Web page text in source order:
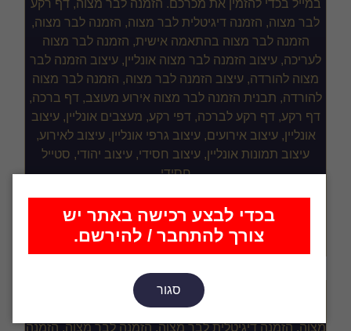
בכדי לבצע רכישה באתר יש
צורך להתחבר / להירשם.
סגור
הזמנה דיגיטלית לבר מצוה
₪ 40.00